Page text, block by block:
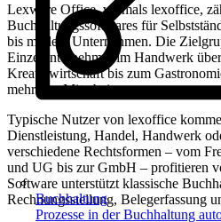
Buchhaltung
Prozesse in der Buchhaltung
Lexware Office, vormals lexoffice,
Buchhaltungssoftwares für
bis mittlere Unternehmen. Die
Einzelunternehmer im Handwerk
Kreativwirtschaft bis zum
mehreren Mitarbeitern.
Typische Nutzer von lexoffice
Dienstleistung, Handel, Handwerk
verschiedene Rechtsformen – vom
und UG bis zur GmbH – profitieren
Software unterstützt klassische
Rechnungsstellung, Belegerfassung